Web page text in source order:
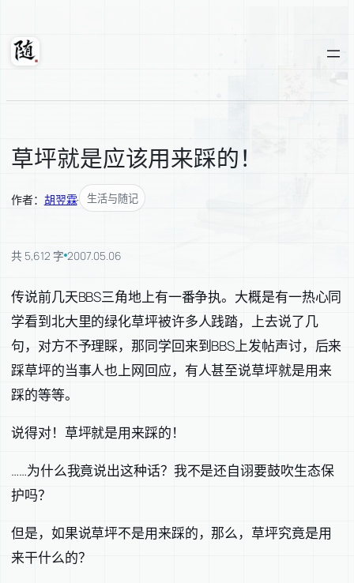
内
随轩
草坪就是应该用来踩的！
作者： 胡翌霖· 生活与随记
共 5,612 字 2007.05.06
传说前几天BBS三角地上有一番争执。大概是有一热心同
学看到北大里的绿化草坪被许多人践踏，上去说了几
句，对方不予理睬，那同学回来到BBS上发帖声讨，后来
踩草坪的当事人也上网回应，有人甚至说草坪就是用来
踩的等等。
说得对！草坪就是用来踩的！
……为什么我竟说出这种话？我不是还自诩要鼓吹生态保
护吗？
但是，如果说草坪不是用来踩的，那么，草坪究竟是用
来干什么的？